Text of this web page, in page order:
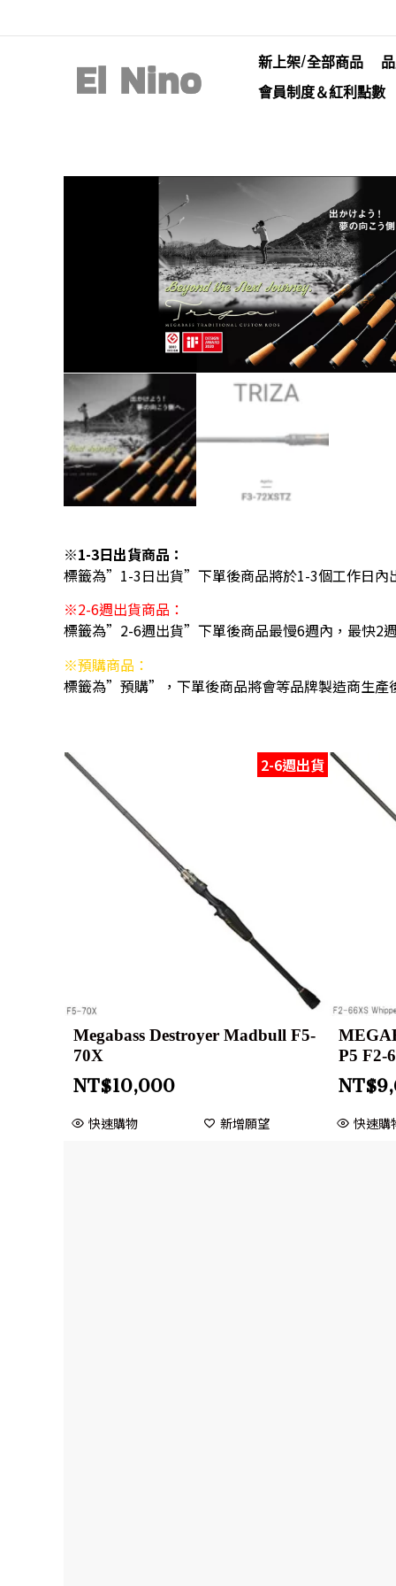
新上架/全部商品
會員制度＆紅利點數
※1-3日出貨商品：
標籤為”1-3日出貨”下單後商品將於1-3個工作日內
※2-6週出貨商品：
標籤為”2-6週出貨”下單後商品最慢6週內，最快2
※預購商品：
標籤為”預購”，下單後商品將會等品牌製造商生產
2-6週出貨
Megabass Destroyer Madbull F5-
70X
NT$10,000
快速購物 新增願望
P5 F2-
NT$
快速購